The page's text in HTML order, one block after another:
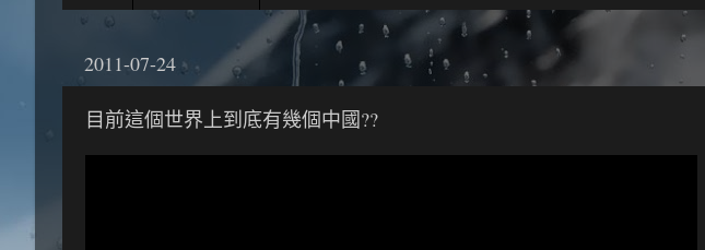
2011-07-24
目前這個世界上到底有幾個中國??